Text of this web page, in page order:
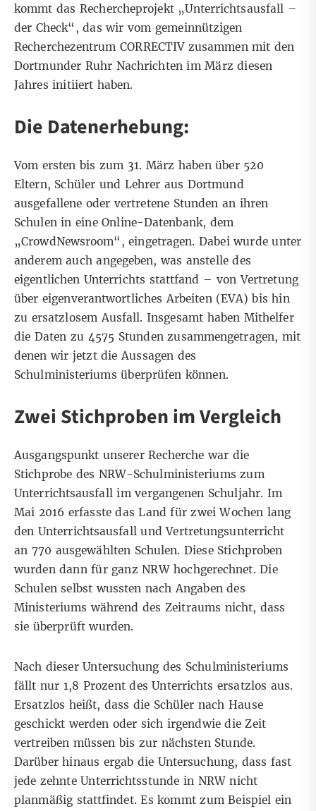
kommt das Rechercheprojekt „Unterrichtsausfall –
der Check“, das wir vom gemeinnützigen
Recherchezentrum CORRECTIV zusammen mit den
Dortmunder Ruhr Nachrichten im März diesen
Jahres initiiert haben.
Die Datenerhebung:
Vom ersten bis zum 31. März haben über 520
Eltern, Schüler und Lehrer aus Dortmund
ausgefallene oder vertretene Stunden an ihren
Schulen in eine Online-Datenbank, dem
„CrowdNewsroom“, eingetragen. Dabei wurde unter
anderem auch angegeben, was anstelle des
eigentlichen Unterrichts stattfand – von Vertretung
über eigenverantwortliches Arbeiten (EVA) bis hin
zu ersatzlosem Ausfall. Insgesamt haben Mithelfer
die Daten zu 4575 Stunden zusammengetragen, mit
denen wir jetzt die Aussagen des
Schulministeriums überprüfen können.
Zwei Stichproben im Vergleich
Ausgangspunkt unserer Recherche war die
Stichprobe des NRW-Schulministeriums zum
Unterrichtsausfall im vergangenen Schuljahr. Im
Mai 2016 erfasste das Land für zwei Wochen lang
den Unterrichtsausfall und Vertretungsunterricht
an 770 ausgewählten Schulen. Diese Stichproben
wurden dann für ganz NRW hochgerechnet. Die
Schulen selbst wussten nach Angaben des
Ministeriums während des Zeitraums nicht, dass
sie überprüft wurden.
Nach dieser Untersuchung des Schulministeriums
fällt nur 1,8 Prozent des Unterrichts ersatzlos aus.
Ersatzlos heißt, dass die Schüler nach Hause
geschickt werden oder sich irgendwie die Zeit
vertreiben müssen bis zur nächsten Stunde.
Darüber hinaus ergab die Untersuchung, dass fast
jede zehnte Unterrichtsstunde in NRW nicht
planmäßig stattfindet. Es kommt zum Beispiel ein